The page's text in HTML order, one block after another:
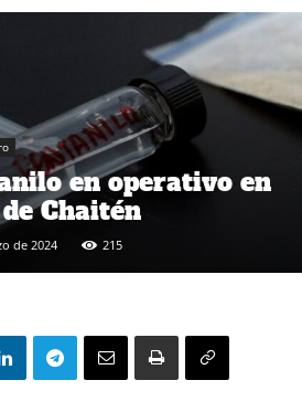
en operativo en
Chaitén
de 2024 215